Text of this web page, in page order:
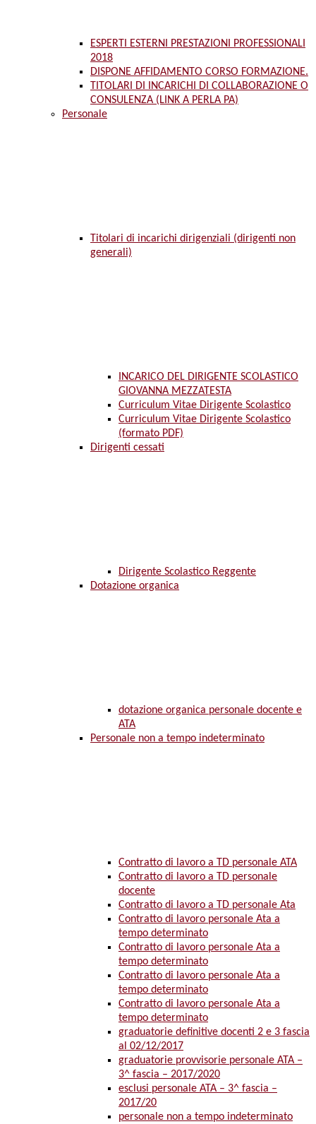
ESPERTI ESTERNI PRESTAZIONI PROFESSIONALI
2018
DISPONE AFFIDAMENTO CORSO FORMAZIONE.
TITOLARI DI INCARICHI DI COLLABORAZIONE O
CONSULENZA (LINK A PERLA PA)
Personale
Titolari di incarichi dirigenziali (dirigenti non
generali)
INCARICO DEL DIRIGENTE SCOLASTICO
GIOVANNA MEZZATESTA
Curriculum Vitae Dirigente Scolastico
Curriculum Vitae Dirigente Scolastico
(formato PDF)
Dirigenti cessati
Dirigente Scolastico Reggente
Dotazione organica
dotazione organica personale docente e
ATA
Personale non a tempo indeterminato
Contratto di lavoro a TD personale ATA
Contratto di lavoro a TD personale
docente
Contratto di lavoro a TD personale Ata
Contratto di lavoro personale Ata a
tempo determinato
Contratto di lavoro personale Ata a
tempo determinato
Contratto di lavoro personale Ata a
tempo determinato
Contratto di lavoro personale Ata a
tempo determinato
graduatorie definitive docenti 2 e 3 fascia
al 02/12/2017
graduatorie provvisorie personale ATA –
3^ fascia – 2017/2020
esclusi personale ATA – 3^ fascia –
2017/20
personale non a tempo indeterminato